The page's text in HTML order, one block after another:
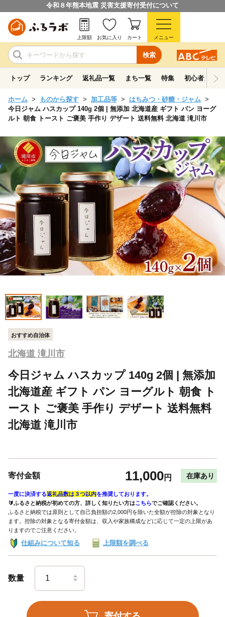
令和８年熊本地震 災害支援寄付受付について
検索
上限額 お気に入り カート メニュー
トップ ランキング 返礼品一覧 まち一覧 特集 初心者ガイド
ホーム ものから探す 加工品等
はちみつ・砂糖・ジャム
今日ジャム ハスカップ 140g 2個 | 無添加 北海道産 ギフト パン ヨーグ
ルト 朝食 トースト ご褒美 手作り デザート 送料無料 北海道 滝川市
おすすめ自治体
北海道 滝川市
今日ジャム ハスカップ 140g 2個 | 無添加
北海道産 ギフト パン ヨーグルト 朝食 ト
ースト ご褒美 手作り デザート 送料無料
北海道 滝川市
寄付金額 11,000円 在庫あり
一度に決済する返礼品数は３つ以内を推奨しております。
🔰ふるさと納税が初めての方、詳しく知りたい方はこちらでご確認ください。
ふるさと納税では原則として自己負担額の2,000円を除いた全額が控除の対象となり
ます。控除の対象となる寄付金額は、収入や家族構成などに応じて一定の上限があ
りますのでご注意ください。
仕組みについて知る 上限額を調べる
数量